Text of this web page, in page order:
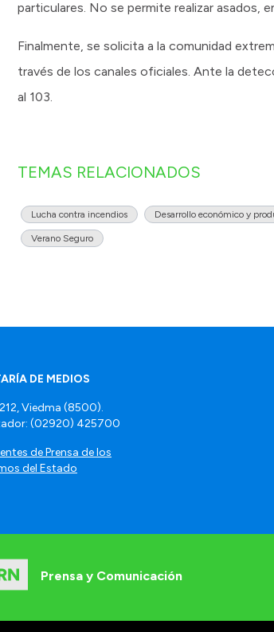
particulares. No se permite realizar asados,
Finalmente, se solicita a la comunidad
través de los canales oficiales. Ante la
al 103.
TEMAS RELACIONADOS
Lucha contra incendios Desarrollo económico y
Verano Seguro
DE MEDIOS
Viedma (8500).
(02920) 425700
de Prensa de los
del Estado
Prensa y Comunicación